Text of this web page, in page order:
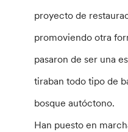
proyecto de
promoviendo otra
pasaron de ser una
tiraban todo tipo de
bosque autóctono.
Han puesto en